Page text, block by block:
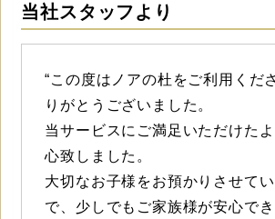
当社スタッフより
“この度はノアの杜をご利用くだ
りがとうございました。
当サービスにご満足いただけた
心致しました。
大切なお子様をお預かりさせて
で、少しでもご家族様が安心で